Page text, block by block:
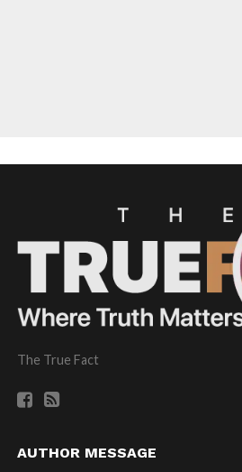
The True Fact
AUTHOR MESSAGE